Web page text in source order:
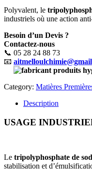
Polyvalent, le
industriels où une action
Besoin d’un Devis ?
Contactez-nous
📞 05 28 24 88 73
📧
Category: Matières
Description
USAGE
Le tripolyphosphate de
stabilisation et